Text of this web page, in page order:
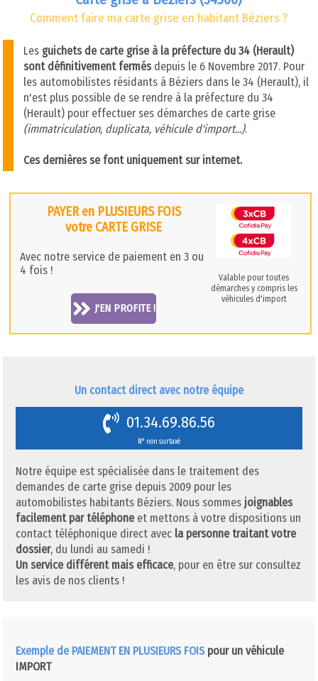
Comment faire ma carte grise en habitant Béziers ?
Les guichets de carte grise à la préfecture du 34 (Herault)
sont définitivement fermésdepuis le 6 Novembre 2017. Pour
les automobilistes résidants à Béziers dans le 34 (Herault), il
n'est plus possible de se rendre à la préfecture du 34
(Herault) pour effectuer ses démarches de carte grise
(immatriculation, duplicata, véhicule d'import...).
Ces dernières se font uniquement sur internet.
PAYER en PLUSIEURS FOIS
votre CARTE GRISE
Avec notre service de paiement en 3 ou
4 fois !
J'EN PROFITE !
Valable pour toutes
démarches y compris les
véhicules d'import
Un contact direct avec notre équipe
01.34.69.86.56
N° non surtaxé
Notre équipe est spécialisée dans le traitement des
demandes de carte grise depuis 2009 pour les
automobilistes habitants Béziers. Nous sommes joignables
facilement par téléphone et mettons à votre dispositions un
contact téléphonique direct avec la personne traitant votre
dossier, du lundi au samedi !
Un service différent mais efficace, pour en être sur consultez
les avis de nos clients !
Exemple de PAIEMENT EN PLUSIEURS FOIS pour un véhicule
IMPORT